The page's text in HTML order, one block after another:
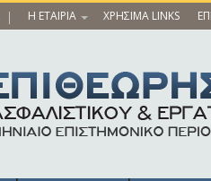
Η ΕΤΑΙΡΙΑ ΧΡΗΣΙΜΑ LINKS